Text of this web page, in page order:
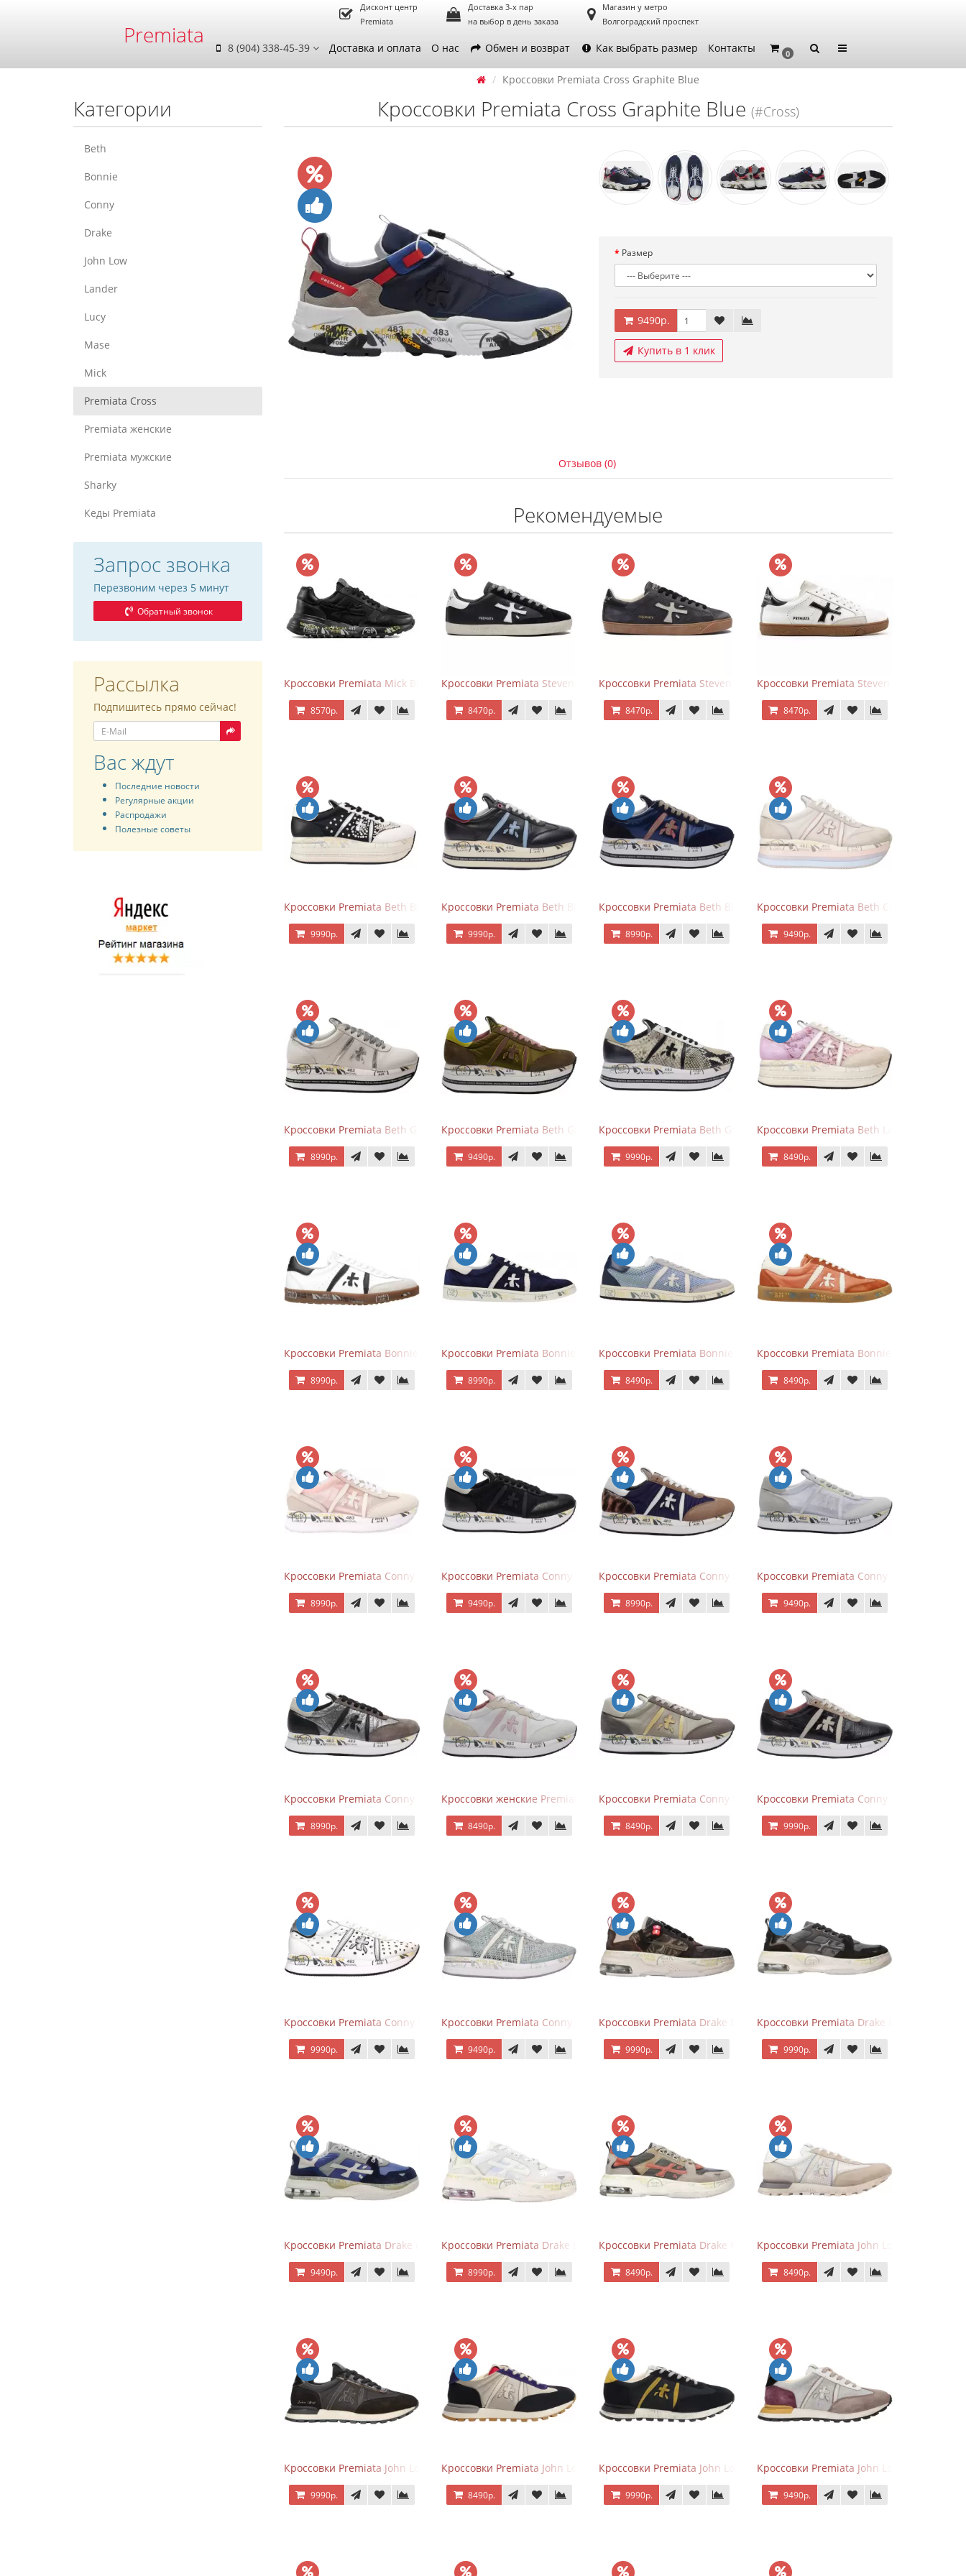
Premiata
Дисконт центр
Premiata
Доставка 3-х пар
на выбор в день заказа
Магазин у метро
Волгоградский проспект
8 (904) 338-45-39 Доставка и оплата О нас Обмен и возврат Как выбрать размер Контакты 0
Категории
Beth
Bonnie
Conny
Drake
John Low
Lander
Lucy
Mase
Mick
Premiata Cross
Premiata женские
Premiata мужские
Sharky
Кеды Premiata
Запрос звонка
Перезвоним через 5 минут
Обратный звонок
Рассылка
Подпишитесь прямо сейчас!
Вас ждут
Последние новости
Регулярные акции
Распродажи
Полезные советы
Кроссовки Premiata Cross Graphite Blue
Кроссовки Premiata Cross Graphite Blue (#Cross)
Размер
9490р.
Купить в 1 клик
Отзывов (0)
Рекомендуемые
Кроссовки Premiata Mick Black
8570р.
Кроссовки Premiata Steven Black White
8470р.
Кроссовки Premiata Steven Black Graphite
8470р.
Кроссовки Premiata Steven White Black
8470р.
Кроссовки Premiata Beth Black White
9990р.
Кроссовки Premiata Beth Black Blue
9990р.
Кроссовки Premiata Beth Blue White
8990р.
Кроссовки Premiata Beth Cream Sand
9490р.
Кроссовки Premiata Beth Grey Silver
8990р.
Кроссовки Premiata Beth Green Pink
9490р.
Кроссовки Premiata Beth Grey Python
9990р.
Кроссовки Premiata Beth Lace Light Pink
8490р.
Кроссовки Premiata Bonnie Black White
8990р.
Кроссовки Premiata Bonnie Blue
8990р.
Кроссовки Premiata Bonnie серо-голубые
8490р.
Кроссовки Premiata Bonnie Brick Orange
8490р.
Кроссовки Premiata Conny Beige Pink
8990р.
Кроссовки Premiata Conny Black
9490р.
Кроссовки Premiata Conny Blue Brown
8990р.
Кроссовки Premiata Conny Combi Grey
9490р.
Кроссовки Premiata Conny Gray Brown
8990р.
Кроссовки женские Premiata Conny бежево-серые с розовым
8490р.
Кроссовки Premiata Conny Leather Beige
8490р.
Кроссовки Premiata Conny Leather Black
9990р.
Кроссовки Premiata Conny Perforated White
9990р.
Кроссовки Premiata Conny Lace Blue Silver
9490р.
Кроссовки Premiata Drake Black Brown
9990р.
Кроссовки Premiata Drake Black Gray
9990р.
Кроссовки Premiata Drake синие с серым
9490р.
Кроссовки Premiata Drake Light Beige Silver
8990р.
Кроссовки Premiata Drake Multi
8490р.
Кроссовки Premiata John Low Beige
8490р.
Кроссовки Premiata John Low черные
9990р.
Кроссовки Premiata John Low черные с серым
8490р.
Кроссовки Premiata John Low черные с желтым
9990р.
Кроссовки Premiata John Low Gray Brown
9490р.